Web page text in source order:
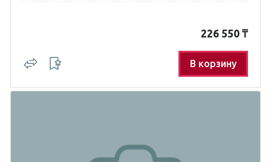
226 550 ₸
В корзину